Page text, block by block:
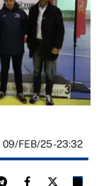
09/FEB/25- 23:32